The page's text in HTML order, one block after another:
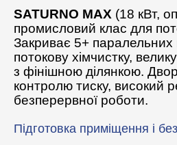
SATURNO MAX (18 кВт,
промисловий клас для
Закриває 5+ паралельних
потокову хімчистку,
з фінішною ділянкою.
контролю тиску, високий
безперервної роботи.
Підготовка приміщення і